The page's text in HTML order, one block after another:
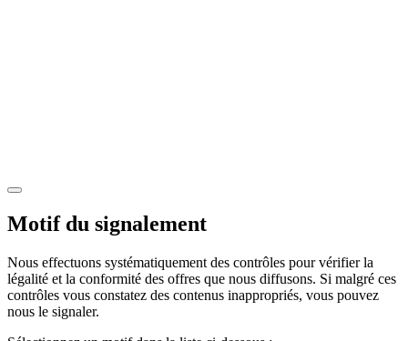
Motif du signalement
Nous effectuons systématiquement des contrôles pour vérifier la
légalité et la conformité des offres que nous diffusons. Si malgré ces
contrôles vous constatez des contenus inappropriés, vous pouvez
nous le signaler.